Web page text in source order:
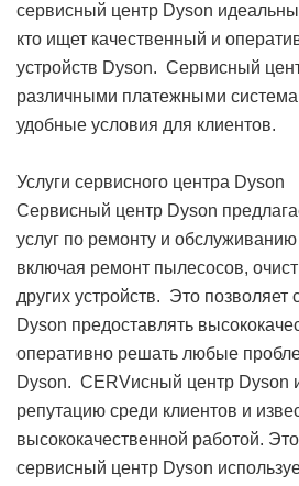
сервисный центр Dyson
кто ищет качественный и
устройств Dyson. Сервисный
различными платежными
удобные условия для клиентов.
Услуги сервисного центра Dyson
Сервисный центр Dyson
услуг по ремонту и обслуживанию
включая ремонт пылесосов,
других устройств. Это позволяет
Dyson предоставлять
оперативно решать любые
Dyson. СERVисный центр Dyson
репутацию среди клиентов и
высококачественной работой.
сервисный центр Dyson